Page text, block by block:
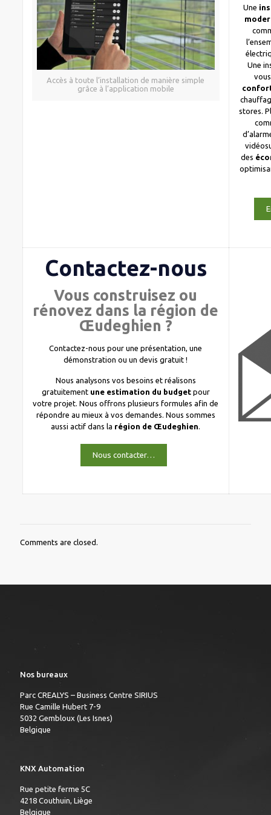
Accès à toute l’installation de manière simple
grâce à l’application mobile
Une
Une
stores.
des
Contactez-nous
Vous construisez ou
rénovez dans la région de
Œudeghien ?
Contactez-nous pour une présentation, une
démonstration ou un devis gratuit !
Nous analysons vos besoins et réalisons
gratuitement une estimation du budgetpour
votre projet. Nous offrons plusieurs formules afin de
répondre au mieux à vos demandes. Nous sommes
aussi actif dans la région de Œudeghien.
Nous contacter…
Comments are closed.
Nos bureaux
Parc CREALYS – Business Centre SIRIUS
Rue Camille Hubert 7-9
5032 Gembloux (Les Isnes)
Belgique
KNX Automation
Rue petite ferme 5C
4218 Couthuin, Liège
Belgique